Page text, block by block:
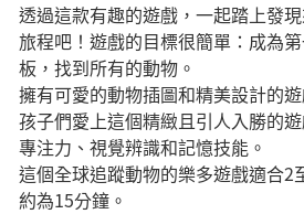
透過這款有趣的遊戲，一起踏上發
旅程吧！遊戲的目標很簡單：成為
板，找到所有的動物。
擁有可愛的動物插圖和精美設計的
孩子們愛上這個精緻且引人入勝的
專注力、視覺辨識和記憶技能。
這個全球追蹤動物的樂多遊戲適合2
約為15分鐘。